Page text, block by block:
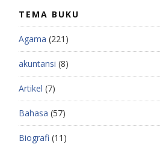
TEMA BUKU
Agama (221)
akuntansi (8)
Artikel (7)
Bahasa (57)
Biografi (11)